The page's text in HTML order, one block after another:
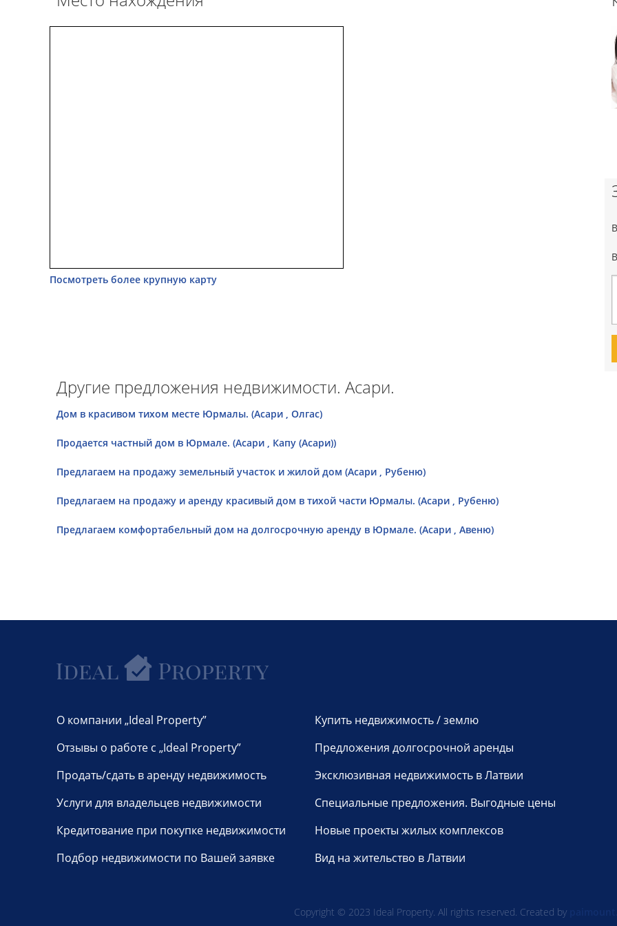
Посмотреть более крупную карту
Другие предложения недвижимости. Асари.
Дом в красивом тихом месте Юрмалы. (Асари , Олгас)
Продается частный дом в Юрмале. (Асари , Капу (Асари))
Предлагаем на продажу земельный участок и жилой дом (Асари , Рубеню)
Предлагаем на продажу и аренду красивый дом в тихой части Юрмалы. (Асари , Рубеню)
Предлагаем комфортабельный дом на долгосрочную аренду в Юрмале. (Асари , Авеню)
О компании „Ideal Property”
Отзывы о работе с „Ideal Property”
Продать/сдать в аренду недвижимость
Услуги для владельцев недвижимости
Кредитование при покупке недвижимости
Подбор недвижимости по Вашей заявке
Купить недвижимость / землю
Предложения долгосрочной аренды
Эксклюзивная недвижимость в Латвии
Специальные предложения. Выгодные цены
Новые проекты жилых комплексов
Вид на жительство в Латвии
Copyright © 2023 Ideal Property. All rights reserved. Created by